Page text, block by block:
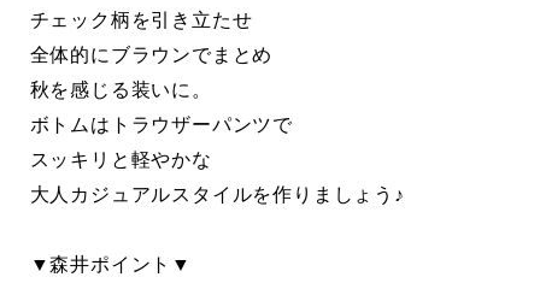
チェック柄を引き立たせ
全体的にブラウンでまとめ
秋を感じる装いに。
ボトムはトラウザーパンツで
スッキリと軽やかな
大人カジュアルスタイルを作りましょう♪
▼森井ポイント▼